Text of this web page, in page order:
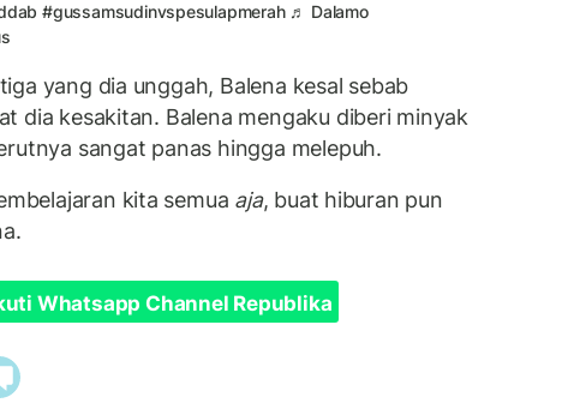
#gussamsudinvspesulapmerah ♬ Dalamo
yang dia unggah, Balena kesal sebab
dia kesakitan. Balena mengaku diberi minyak
sangat panas hingga melepuh.
kita semua aja, buat hiburan pun
Whatsapp Channel Republika